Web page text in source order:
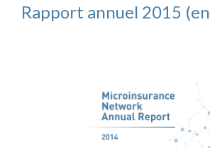
Rapport annuel 2015